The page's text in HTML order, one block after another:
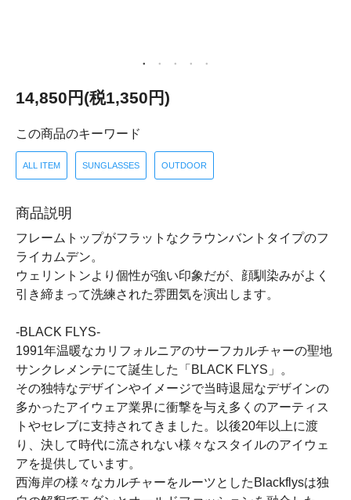
14,850円(税1,350円)
この商品のキーワード
ALL ITEM SUNGLASSES OUTDOOR
商品説明
フレームトップがフラットなクラウンバントタイプのフ
ライカムデン。
ウェリントンより個性が強い印象だが、顔馴染みがよく
引き締まって洗練された雰囲気を演出します。
-BLACK FLYS-
1991年温暖なカリフォルニアのサーフカルチャーの聖地
サンクレメンテにて誕生した「BLACK FLYS」。
その独特なデザインやイメージで当時退屈なデザインの
多かったアイウェア業界に衝撃を与え多くのアーティス
トやセレブに支持されてきました。以後20年以上に渡
り、決して時代に流されない様々なスタイルのアイウェ
アを提供しています。
西海岸の様々なカルチャーをルーツとしたBlackflysは独